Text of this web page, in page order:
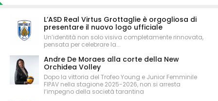
L’ASD Real Virtus Grottaglie è orgogliosa di
presentare il nuovo logo ufficiale
Un’identità non solo visiva completamente rinnovata,
pensata per celebrare la...
Andre De Moraes alla corte della New
Orchidea Volley
Dopo la vittoria del Trofeo Young e Junior Femminile
FIPAV nella stagione 2025-2026, non si arresta
l’impegno della società tarantina